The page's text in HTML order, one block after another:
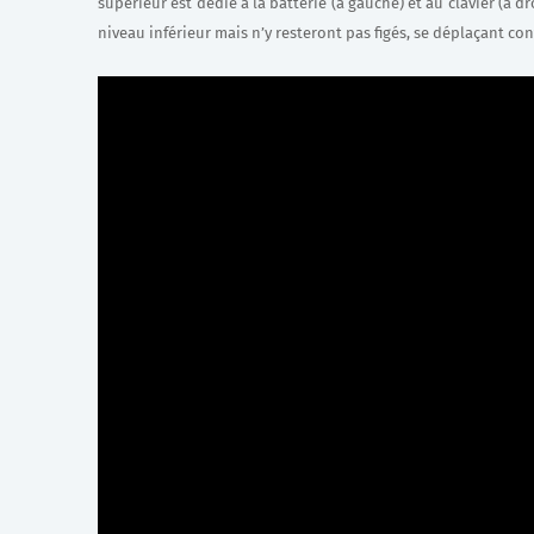
niveau inférieur mais n’y resteront pas figés, se déplaçant